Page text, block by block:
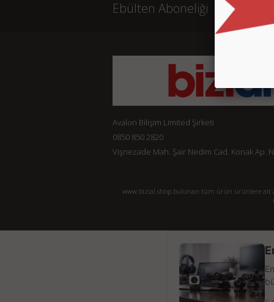
Ebülten Aboneliği
Avalon Bilişim Limited Şirketi
0850 850 2820
Vişnezade Mah. Şair Nedim Cad. Konak Ap.
www.bizial.shop bulunan tüm ürün ürünlere ait